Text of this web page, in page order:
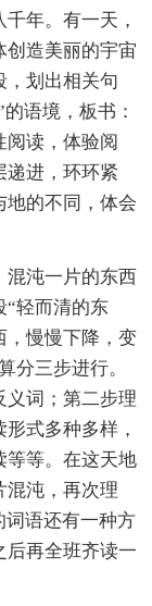
年。有一天，
创造美丽的宇宙
，划出相关句
语境，板书：
读，体验阅
递进，环环紧
地的不同，体会
沌一片的东西
“轻而清的东
，慢慢下降，变
分三步进行。
义词；第二步理
式多种多样，
等等。在这天地
混沌，再次理
词语还有一种方
后再全班齐读一